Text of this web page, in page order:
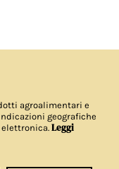
agroalimentari e
geografiche
elettronica.Leggi